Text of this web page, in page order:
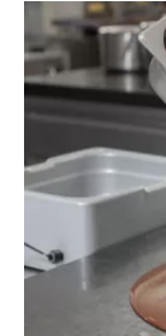
Mycryo®
で
テ
ン
リ
ン